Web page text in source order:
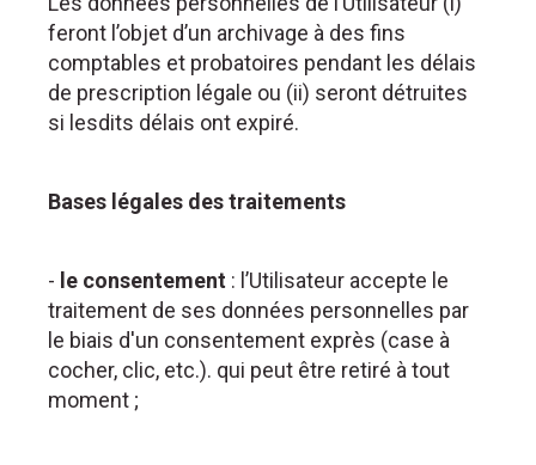
feront l’objet d’un archivage à des fins
comptables et probatoires pendant les délais
de prescription légale ou (ii) seront détruites
si lesdits délais ont expiré.
Bases légales des traitements
- le consentement : l’Utilisateur accepte le
traitement de ses données personnelles par
le biais d'un consentement exprès (case à
cocher, clic, etc.). qui peut être retiré à tout
moment ;